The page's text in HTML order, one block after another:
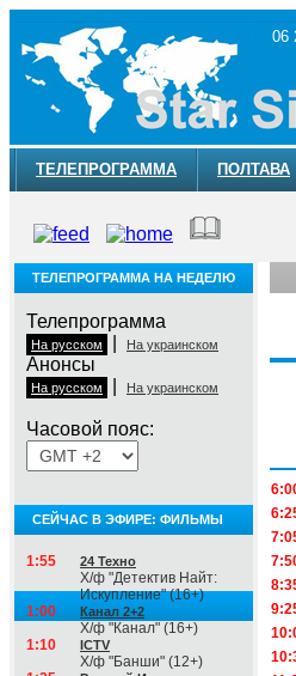
06
ТЕЛЕПРОГРАММА ПОЛТАВА
ТЕЛЕПРОГРАММА НА НЕДЕЛЮ
Телепрограмма
На русском На украинском
Анонсы
На русском На украинском
Часовой пояс:
СЕЙЧАС В ЭФИРЕ: ФИЛЬМЫ
1:55 24 Техно
Х/ф "Детектив Найт:
Искупление" (16+)
1:00
Канал 2+2
Х/ф "Канал" (16+)
1:10
ICTV
Х/ф "Банши" (12+)